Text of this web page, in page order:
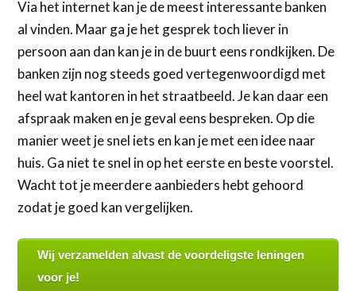
Via het internet kan je de meest interessante banken
al vinden. Maar ga je het gesprek toch liever in
persoon aan dan kan je in de buurt eens rondkijken. De
banken zijn nog steeds goed vertegenwoordigd met
heel wat kantoren in het straatbeeld. Je kan daar een
afspraak maken en je geval eens bespreken. Op die
manier weet je snel iets en kan je met een idee naar
huis. Ga niet te snel in op het eerste en beste voorstel.
Wacht tot je meerdere aanbieders hebt gehoord
zodat je goed kan vergelijken.
Wij verzamelden alvast de voordeligste leningen
voor je!